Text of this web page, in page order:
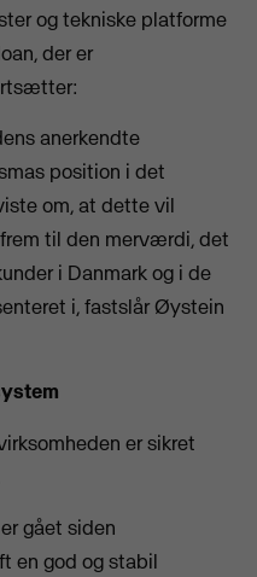
og tekniske platforme
der er
anerkendte
position i det
om, at dette vil
til den merværdi, det
i Danmark og i de
i, fastslår Øystein
er sikret
gået siden
en god og stabil